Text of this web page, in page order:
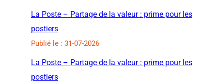
La Poste – Partage de la valeur : prime pour les
postiers
Publié le : 31-07-2026
La Poste – Partage de la valeur : prime pour les
postiers